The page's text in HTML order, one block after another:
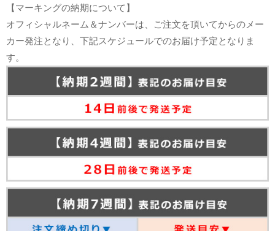
【マーキングの納期について】
オフィシャルネーム＆ナンバーは、ご注文を頂いてからのメー
カー発注となり、下記スケジュールでのお届け予定となりま
す。